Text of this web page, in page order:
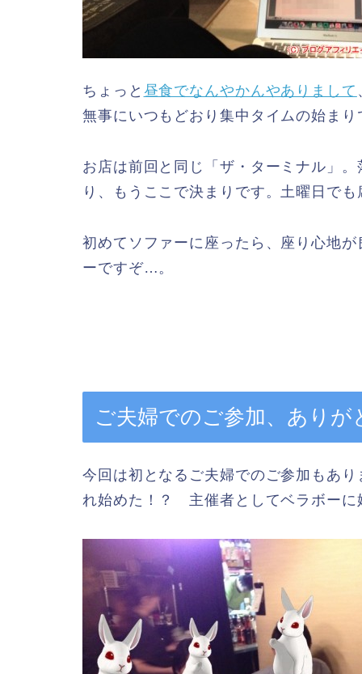
ちょっと 昼食でなんやかんやありまして
無事にいつもどおり集中タイムの始まり
お店は前回と同じ「ザ・ターミナル」
り、もうここで決まりです。土曜日で
初めてソファーに座ったら、座り心地
ーですぞ…。
ご夫婦でのご参加、あり
今回は初となるご夫婦でのご参加もあ
れ始めた！？ 主催者としてベラボーに